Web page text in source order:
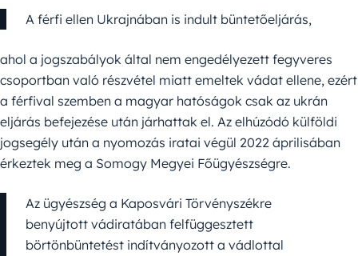
A férfi ellen Ukrajnában is indult büntetőeljárás,
ahol a jogszabályok által nem engedélyezett fegyveres
csoportban való részvétel miatt emeltek vádat ellene, ezért
a férfival szemben a magyar hatóságok csak az ukrán
eljárás befejezése után járhattak el. Az elhúzódó külföldi
jogsegély után a nyomozás iratai végül 2022 áprilisában
érkeztek meg a Somogy Megyei Főügyészségre.
Az ügyészség a Kaposvári Törvényszékre
benyújtott vádiratában felfüggesztett
börtönbüntetést indítványozott a vádlottal